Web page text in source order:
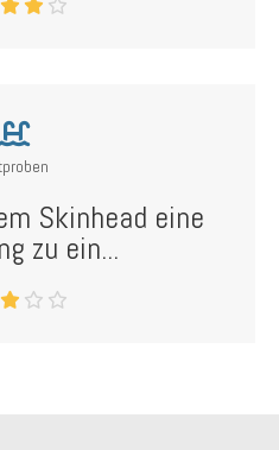
Skinhead eine
zu ein...